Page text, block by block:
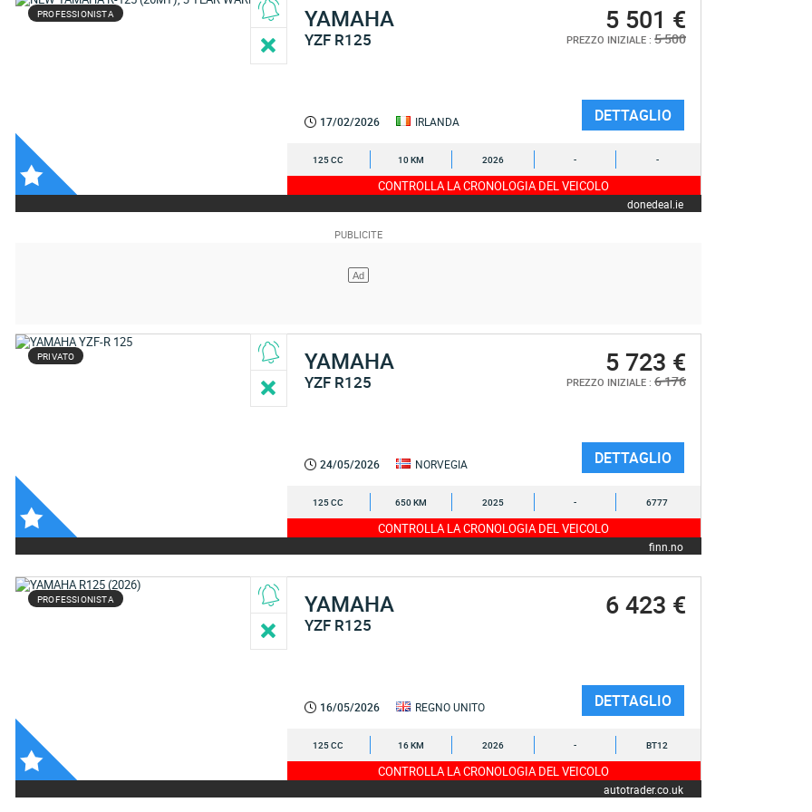
PROFESSIONISTA YAMAHA
YZF R125
5 501 €
PREZZO INIZIALE : 5 500
17/02/2026 IRLANDA DETTAGLIO
125 CC 10 KM 2026 - -
CONTROLLA LA CRONOLOGIA DEL VEICOLO
donedeal.ie
PRIVATO YAMAHA
YZF R125
5 723 €
PREZZO INIZIALE : 6 176
24/05/2026 NORVEGIA DETTAGLIO
125 CC 650 KM 2025 - 6777
CONTROLLA LA CRONOLOGIA DEL VEICOLO
finn.no
PROFESSIONISTA YAMAHA
YZF R125
6 423 €
16/05/2026 REGNO UNITO DETTAGLIO
125 CC 16 KM 2026 - BT12
CONTROLLA LA CRONOLOGIA DEL VEICOLO
autotrader.co.uk